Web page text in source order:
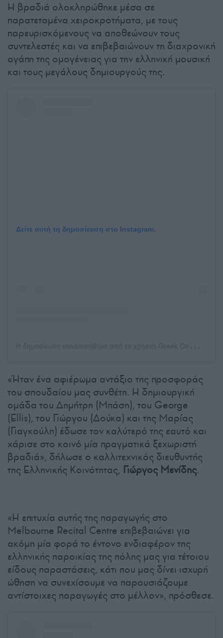
Η βραδιά ολοκληρώθηκε μέσα σε
παρατεταμένα χειροκροτήματα, με τους
παρευρισκόμενους να αποθεώνουν τους
συντελεστές και να επιβεβαιώνουν τη διαχρονική
αγάπη της ομογένειας για την ελληνική μουσική
και τους μεγάλους δημιουργούς της.
Δείτε αυτή τη δημοσίευση στο Instagram.
«Ήταν ένα αφιέρωμα αντάξιο της προσφοράς
του σπουδαίου μας συνθέτη. Η δημιουργική
ομάδα του Δημήτρη (Μπάση), του George
(Ellis), του Γιώργου (Δούκα) και της Μαρίας
(Γιαγκούλη) έδωσε τον καλύτερό της εαυτό και
χάρισε στο κοινό μία πραγματικά ξεχωριστή
βραδιά», δήλωσε ο καλλιτεχνικός διευθυντής
της Ελληνικής Κοινότητας, Γιώργος Μενίδης.
«Η επιτυχία αυτής της παραγωγής στο
Melbourne Recital Centre επιβεβαιώνει για
ακόμη μία φορά το έντονο ενδιαφέρον της
ελληνικής παροικίας της πόλης μας για τέτοιου
είδους παραστάσεις, κάτι που μας δίνει ισχυρή
ώθηση να συνεχίσουμε να παρουσιάζουμε
αντίστοιχες παραγωγές στο μέλλον», πρόσθεσε.